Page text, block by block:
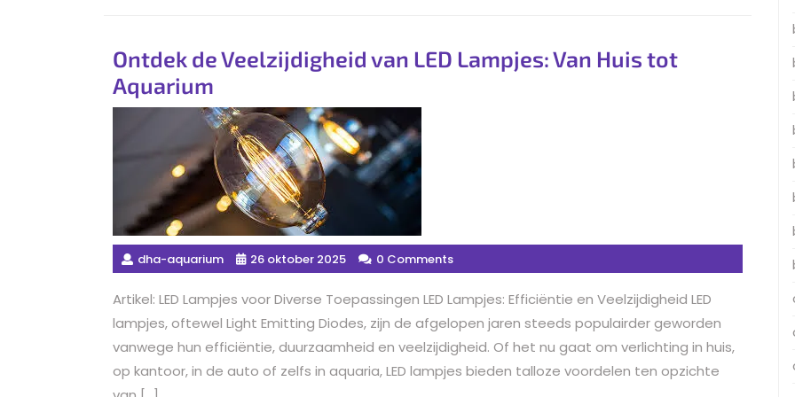
Ontdek de Veelzijdigheid van LED Lampjes: Van Huis tot
Aquarium
dha-aquarium 26 oktober 2025 0 Comments
Artikel: LED Lampjes voor Diverse Toepassingen LED Lampjes: Efficiëntie en Veelzijdigheid LED
lampjes, oftewel Light Emitting Diodes, zijn de afgelopen jaren steeds populairder geworden
vanwege hun efficiëntie, duurzaamheid en veelzijdigheid. Of het nu gaat om verlichting in huis,
op kantoor, in de auto of zelfs in aquaria, LED lampjes bieden talloze voordelen ten opzichte